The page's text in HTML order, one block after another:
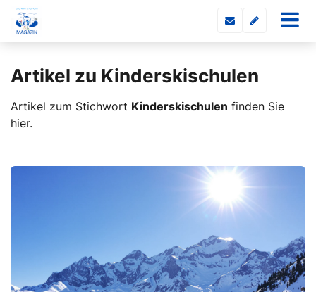
Artikel zu Kinderskischulen
Artikel zum Stichwort Kinderskischulen finden Sie
hier.